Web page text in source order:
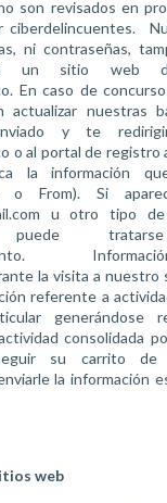
son revisados en
ciberdelincuentes.
ni contraseñas,
un sitio web
En caso de
actualizar nuestras
y te
o al portal de registro
la información
o From). Si
u otro tipo
puede
la visita a nuestro
referente a
generándose
consolidada
su carrito de
la información
web